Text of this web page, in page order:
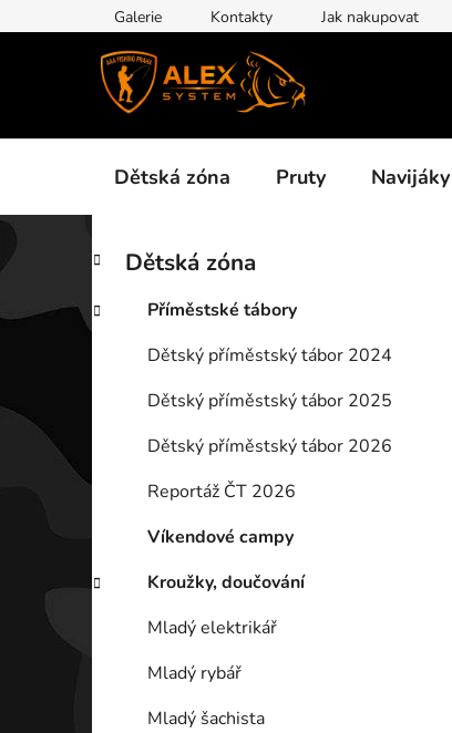
na
Galerie Kontakty Jak nakupovat
Dětská zóna Pruty Navijáky
P
s
t
í
e
Přeskočit
kategorie
K
a
e
Dětská zóna
Příměstské tábory
Dětský příměstský tábor 2024
Dětský příměstský tábor 2025
Dětský příměstský tábor 2026
Reportáž ČT 2026
Víkendové campy
Kroužky, doučování
Mladý elektrikář
Mladý rybář
Mladý šachista